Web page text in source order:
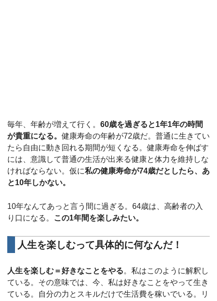
毎年、年齢が増えて行く。 60歳を過ぎると1年1年の時間
が貴重になる。 健康寿命の年齢が72歳だ。普通に生きてい
たら自由に動き回れる期間が短くなる。健康寿命を伸ばす
には、意識して普通の生活が出来る健康と体力を維持しな
ければならない。仮に私の健康寿命が74歳だとしたら、あ
と10年しかない。
10年なんてあっと言う間に過ぎる。64歳は、高齢者の入
り口になる。
この1年間を楽しみたい。
人生を楽しむって具体的に何なんだ！
人生を楽しむ＝好きなことをやる。私はこのように解釈し
ている。その意味では、今、私は好きなことをやって生き
ている。自分の力とスキルだけで生活費を稼いでいる。リ